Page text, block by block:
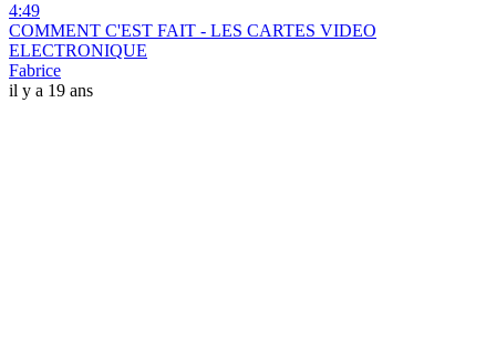
4:49
COMMENT C'EST FAIT - LES CARTES VIDEO
ELECTRONIQUE
Fabrice
il y a 19 ans